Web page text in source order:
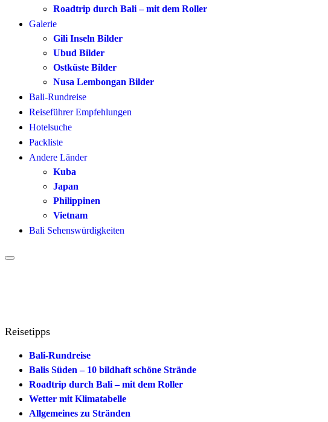
Roadtrip durch Bali – mit dem Roller
Galerie
Gili Inseln Bilder
Ubud Bilder
Ostküste Bilder
Nusa Lembongan Bilder
Bali-Rundreise
Reiseführer Empfehlungen
Hotelsuche
Packliste
Andere Länder
Kuba
Japan
Philippinen
Vietnam
Bali Sehenswürdigkeiten
Reisetipps
Bali-Rundreise
Balis Süden – 10 bildhaft schöne Strände
Roadtrip durch Bali – mit dem Roller
Wetter mit Klimatabelle
Allgemeines zu Stränden